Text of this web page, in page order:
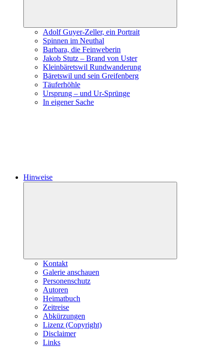
Adolf Guyer-Zeller, ein Portrait
Spinnen im Neuthal
Barbara, die Feinweberin
Jakob Stutz – Brand von Uster
Kleinbäretswil Rundwanderung
Bäretswil und sein Greifenberg
Täuferhöhle
Ursprung – und Ur-Sprünge
In eigener Sache
Hinweise
Kontakt
Galerie anschauen
Personenschutz
Autoren
Heimatbuch
Zeitreise
Abkürzungen
Lizenz (Copyright)
Disclaimer
Links